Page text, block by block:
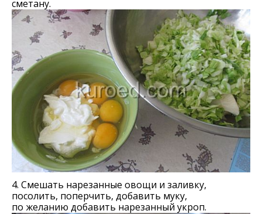
сметану.
4. Смешать нарезанные овощи и заливку,
посолить, поперчить, добавить муку,
по желанию добавить нарезанный укроп.